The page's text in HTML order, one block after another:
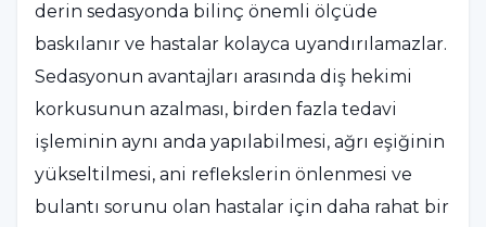
derin sedasyonda bilinç önemli ölçüde
baskılanır ve hastalar kolayca uyandırılamazlar.
Sedasyonun avantajları arasında diş hekimi
korkusunun azalması, birden fazla tedavi
işleminin aynı anda yapılabilmesi, ağrı eşiğinin
yükseltilmesi, ani reflekslerin önlenmesi ve
bulantı sorunu olan hastalar için daha rahat bir